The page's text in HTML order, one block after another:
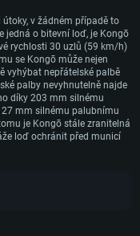
v žádném případě to
jedná o bitevní loď, je Kongō
rychlosti 30 uzlů (59 km/h)
se Kongō může nejen
vyhýbat nepřátelské palbě
palby nevyhnutelně najde
díky 203 mm silnému
mm silnému palubnímu
je Kongō stále zranitelná
loď ochránit před municí